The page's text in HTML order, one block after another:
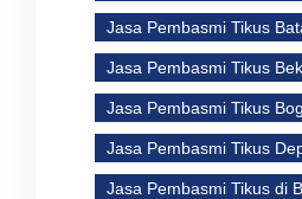
Jasa Pembasmi Tikus
Jasa Pembasmi Tikus
Jasa Pembasmi Tikus
Jasa Pembasmi Tikus
Jasa Pembasmi Tikus di